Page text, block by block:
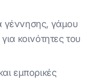
γέννησης, γάμου
κοινότητες του
εμπορικές